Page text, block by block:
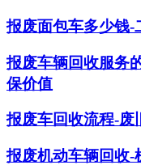
报废面包车多少钱-
报废车辆回收服务
保价值
报废车回收流程-废
报废机动车辆回收-